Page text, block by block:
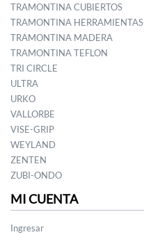
TRAMONTINA CUBIERTOS
TRAMONTINA HERRAMIENTAS
TRAMONTINA MADERA
TRAMONTINA TEFLON
TRI CIRCLE
ULTRA
URKO
VALLORBE
VISE-GRIP
WEYLAND
ZENTEN
ZUBI-ONDO
MI CUENTA
Ingresar